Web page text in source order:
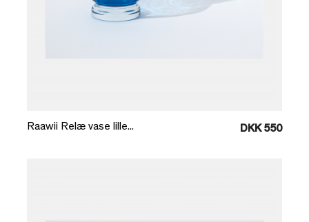
Raawii Relæ vase lille... DKK 550